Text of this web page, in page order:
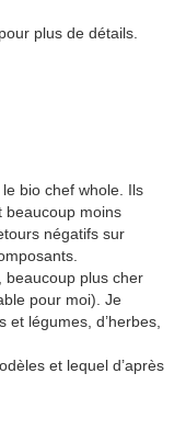
plus de détails.
le bio chef whole. Ils
beaucoup moins
négatifs sur
beaucoup plus cher
pour moi). Je
légumes, d’herbes,
et lequel d’après